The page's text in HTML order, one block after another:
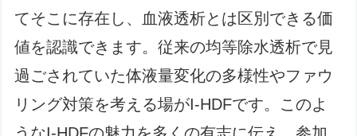
てそこに存在し、血液透析とは区別できる価
値を認識できます。従来の均等除水透析で見
過ごされていた体液量変化の多様性やファウ
リング対策を考える場がI-HDFです。このよ